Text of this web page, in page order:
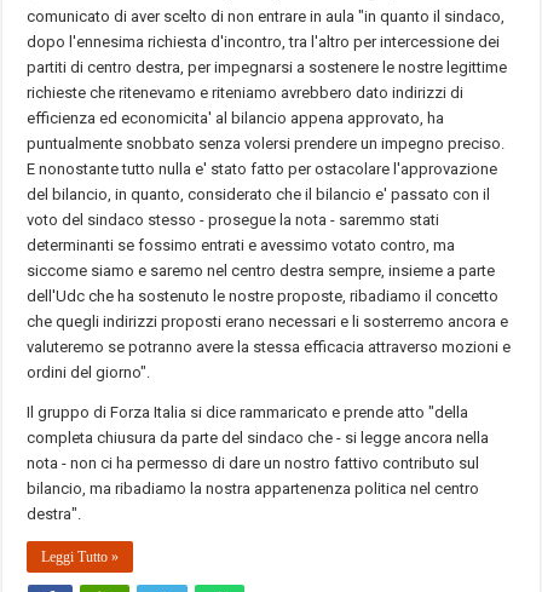
comunicato di aver scelto di non entrare in aula "in quanto il sindaco,
dopo l'ennesima richiesta d'incontro, tra l'altro per intercessione dei
partiti di centro destra, per impegnarsi a sostenere le nostre legittime
richieste che ritenevamo e riteniamo avrebbero dato indirizzi di
efficienza ed economicita' al bilancio appena approvato, ha
puntualmente snobbato senza volersi prendere un impegno preciso.
E nonostante tutto nulla e' stato fatto per ostacolare l'approvazione
del bilancio, in quanto, considerato che il bilancio e' passato con il
voto del sindaco stesso - prosegue la nota - saremmo stati
determinanti se fossimo entrati e avessimo votato contro, ma
siccome siamo e saremo nel centro destra sempre, insieme a parte
dell'Udc che ha sostenuto le nostre proposte, ribadiamo il concetto
che quegli indirizzi proposti erano necessari e li sosterremo ancora e
valuteremo se potranno avere la stessa efficacia attraverso mozioni e
ordini del giorno".
Il gruppo di Forza Italia si dice rammaricato e prende atto "della
completa chiusura da parte del sindaco che - si legge ancora nella
nota - non ci ha permesso di dare un nostro fattivo contributo sul
bilancio, ma ribadiamo la nostra appartenenza politica nel centro
destra".
Leggi Tutto »